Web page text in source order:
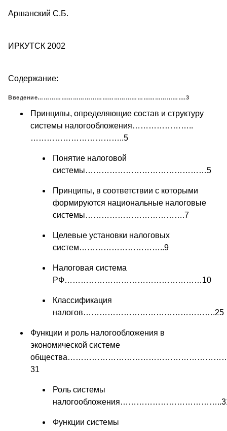
Аршанский С.Б.
ИРКУТСК 2002
Содержание:
Введение………………………………………………………………….3
Принципы, определяющие состав и структуру
системы налогообложения…………………..
……………………………..5
Понятие налоговой
системы………………………………………5
Принципы, в соответствии с которыми
формируются национальные налоговые
системы……………………………….7
Целевые установки налоговых
систем…………………………..9
Налоговая система
РФ……………………………………………10
Классификация
налогов………………………………………….25
Функции и роль налогообложения в
экономической системе
31
Роль системы
Функции системы